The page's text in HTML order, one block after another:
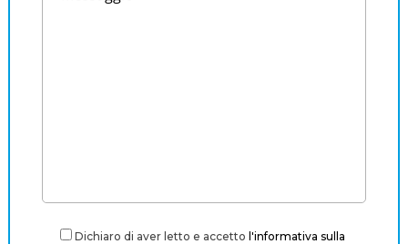
Dichiaro di aver letto e accetto l'informativa sulla